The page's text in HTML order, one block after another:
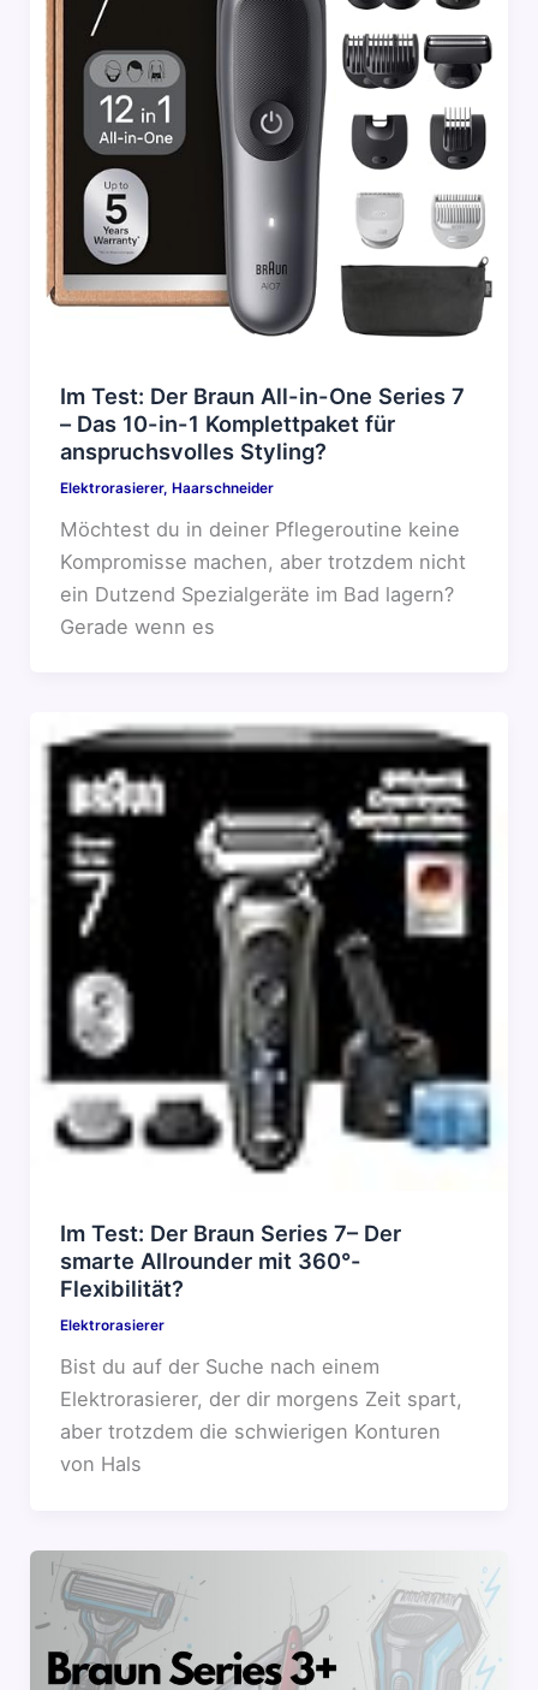
Im Test: Der Braun All-in-One Series 7
– Das 10-in-1 Komplettpaket für
anspruchsvolles Styling?
Elektrorasierer, Haarschneider
Möchtest du in deiner Pflegeroutine keine
Kompromisse machen, aber trotzdem nicht
ein Dutzend Spezialgeräte im Bad lagern?
Gerade wenn es
Im Test: Der Braun Series 7– Der
smarte Allrounder mit 360°-
Flexibilität?
Elektrorasierer
Bist du auf der Suche nach einem
Elektrorasierer, der dir morgens Zeit spart,
aber trotzdem die schwierigen Konturen
von Hals